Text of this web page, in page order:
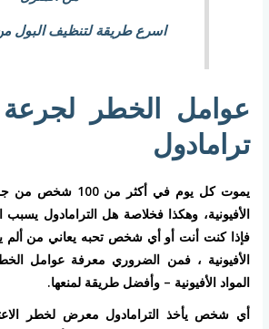
اسرع طريقة لتنظيف البول
عوامل الخطر
ترامادول
يموت كل يوم في أكثر
الأفيونية، وهكذا فخلاصة هل الترامادول يسبب
فإذا كنت أنت أو أي شخص تحبه يعاني من ألم
الأفيونية ، فمن الضروري معرفة عوامل
المواد الأفيونية – وأفضل طريقة لمنعها.
أي شخص يأخذ الترامادول معرض لخطر